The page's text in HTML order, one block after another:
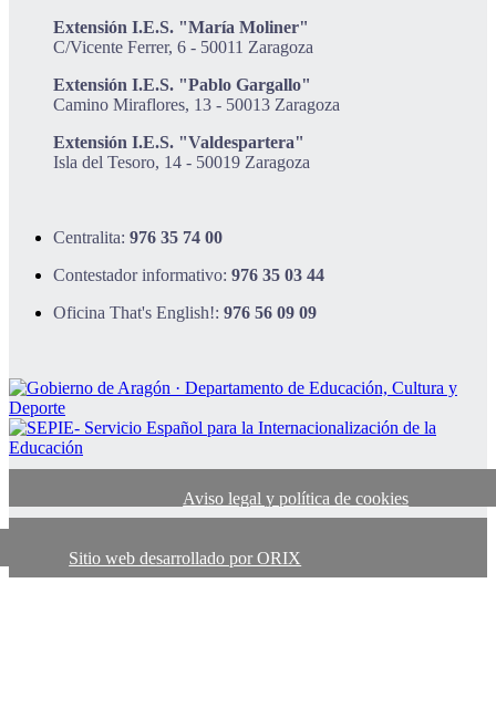
Extensión I.E.S. "María Moliner"
C/Vicente Ferrer, 6 - 50011 Zaragoza
Extensión I.E.S. "Pablo Gargallo"
Camino Miraflores, 13 - 50013 Zaragoza
Extensión I.E.S. "Valdespartera"
Isla del Tesoro, 14 - 50019 Zaragoza
Centralita: 976 35 74 00
Contestador informativo: 976 35 03 44
Oficina That's English!: 976 56 09 09
Aviso legal y política de cookies
Sitio web desarrollado por ORIX